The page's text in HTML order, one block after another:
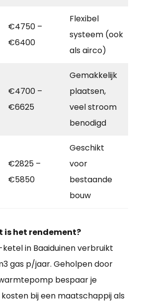
€4750 –
€6400
Flexibel
systeem (ook
als airco)
€4700 –
€6625
Gemakkelijk
plaatsen,
veel stroom
benodigd
€2825 –
€5850
Geschikt
voor
bestaande
bouw
is het rendement?
ketel in Baaiduinen verbruikt
gas p/jaar. Geholpen door
bespaar je
bij een maatschappij als